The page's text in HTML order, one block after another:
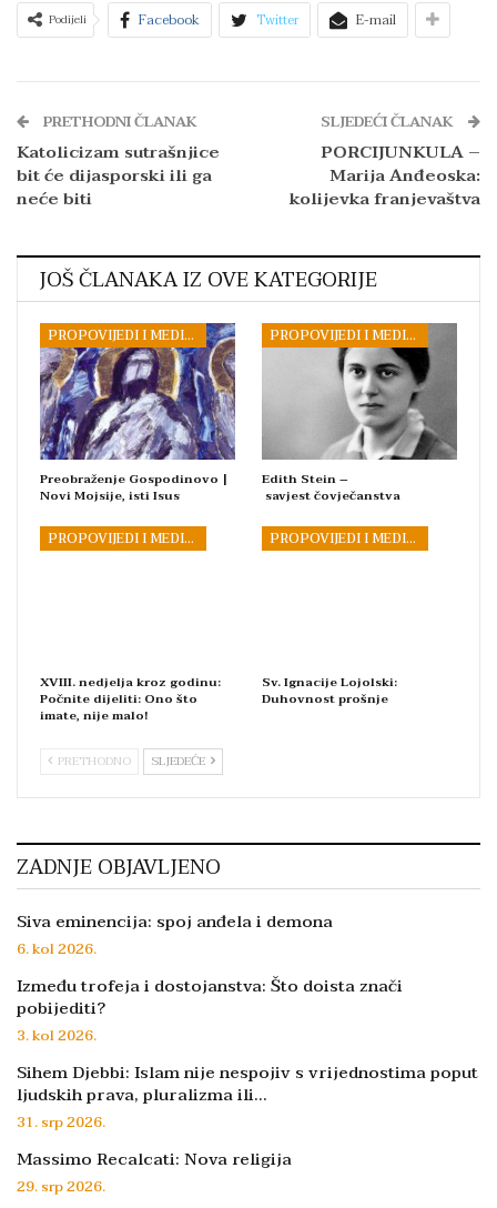
Podijeli Facebook Twitter E-mail
PRETHODNI ČLANAK
Katolicizam sutrašnjice
bit će dijasporski ili ga
neće biti
SLJEDEĆI ČLANAK
PORCIJUNKULA –
Marija Anđeoska:
kolijevka franjevaštva
JOŠ ČLANAKA IZ OVE KATEGORIJE
PROPOVIJEDI I MEDITACIJE
Preobraženje Gospodinovo |
Novi Mojsije, isti Isus
PROPOVIJEDI I MEDITACIJE
Edith Stein –
savjest čovječanstva
PROPOVIJEDI I MEDITACIJE
XVIII. nedjelja kroz godinu:
Počnite dijeliti: Ono što
imate, nije malo!
PROPOVIJEDI I MEDITACIJE
Sv. Ignacije Lojolski:
Duhovnost prošnje
PRETHODNO SLJEDEĆE
ZADNJE OBJAVLJENO
Siva eminencija: spoj anđela i demona
6. kol 2026.
Između trofeja i dostojanstva: Što doista znači
pobijediti?
3. kol 2026.
Sihem Djebbi: Islam nije nespojiv s vrijednostima poput
ljudskih prava, pluralizma ili…
31. srp 2026.
Massimo Recalcati: Nova religija
29. srp 2026.